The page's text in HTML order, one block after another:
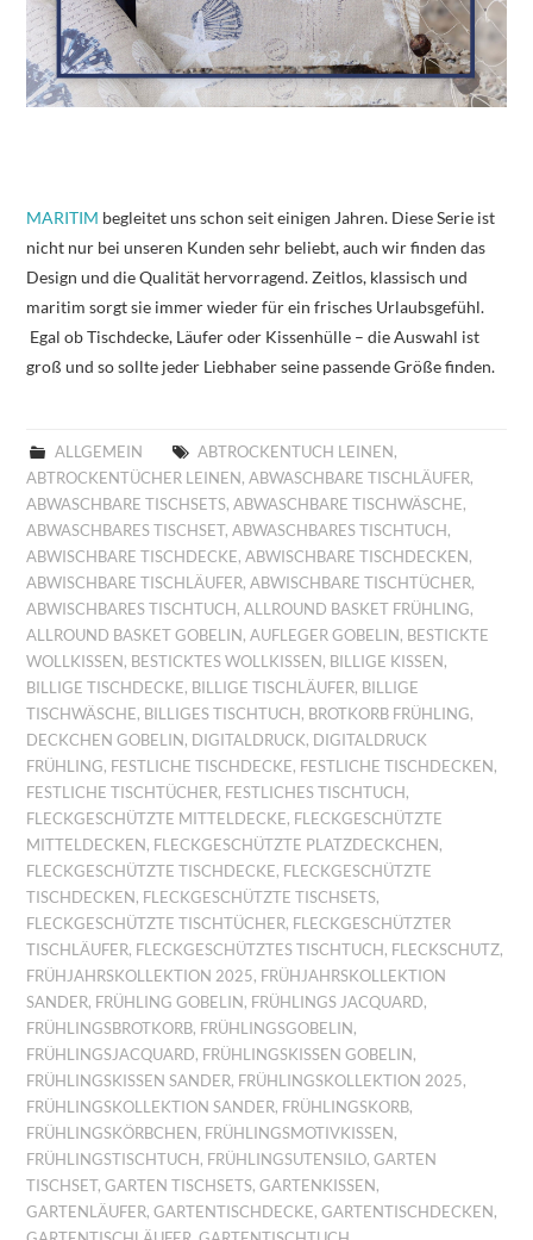
MARITIM begleitet uns schon seit einigen Jahren. Diese Serie ist
nicht nur bei unseren Kunden sehr beliebt, auch wir finden das
Design und die Qualität hervorragend. Zeitlos, klassisch und
maritim sorgt sie immer wieder für ein frisches Urlaubsgefühl.
Egal ob Tischdecke, Läufer oder Kissenhülle – die Auswahl ist
groß und so sollte jeder Liebhaber seine passende Größe finden.
ALLGEMEIN ABTROCKENTUCH LEINEN ,
ABTROCKENTÜCHER LEINEN ,ABWASCHBARE TISCHLÄUFER,
ABWASCHBARE TISCHSETS,ABWASCHBARE TISCHWÄSCHE,
ABWASCHBARES TISCHSET,ABWASCHBARES TISCHTUCH ,
ABWISCHBARE TISCHDECKE,ABWISCHBARE TISCHDECKEN ,
ABWISCHBARE TISCHLÄUFER,ABWISCHBARE TISCHTÜCHER,
ABWISCHBARES TISCHTUCH ,ALLROUND BASKET FRÜHLING,
ALLROUND BASKET GOBELIN ,AUFLEGER GOBELIN , BESTICKTE
WOLLKISSEN , BESTICKTES WOLLKISSEN , BILLIGE KISSEN ,
BILLIGE TISCHDECKE, BILLIGE TISCHLÄUFER, BILLIGE
TISCHWÄSCHE, BILLIGES TISCHTUCH , BROTKORB FRÜHLING,
DECKCHEN GOBELIN , DIGITALDRUCK, DIGITALDRUCK
FRÜHLING, FESTLICHE TISCHDECKE, FESTLICHE TISCHDECKEN ,
FESTLICHE TISCHTÜCHER, FESTLICHES TISCHTUCH ,
FLECKGESCHÜTZTE MITTELDECKE, FLECKGESCHÜTZTE
MITTELDECKEN , FLECKGESCHÜTZTE PLATZDECKCHEN ,
FLECKGESCHÜTZTE TISCHDECKE, FLECKGESCHÜTZTE
TISCHDECKEN , FLECKGESCHÜTZTE TISCHSETS,
FLECKGESCHÜTZTE TISCHTÜCHER, FLECKGESCHÜTZTER
TISCHLÄUFER, FLECKGESCHÜTZTES TISCHTUCH , FLECKSCHUTZ,
FRÜHJAHRSKOLLEKTION 2025, FRÜHJAHRSKOLLEKTION
SANDER, FRÜHLING GOBELIN , FRÜHLINGS JACQUARD,
FRÜHLINGSBROTKORB, FRÜHLINGSGOBELIN ,
FRÜHLINGSJACQUARD, FRÜHLINGSKISSEN GOBELIN ,
FRÜHLINGSKISSEN SANDER, FRÜHLINGSKOLLEKTION 2025,
FRÜHLINGSKOLLEKTION SANDER, FRÜHLINGSKORB,
FRÜHLINGSKÖRBCHEN , FRÜHLINGSMOTIVKISSEN ,
FRÜHLINGSTISCHTUCH , FRÜHLINGSUTENSILO,GARTEN
TISCHSET,GARTEN TISCHSETS,GARTENKISSEN ,
GARTENLÄUFER,GARTENTISCHDECKE,GARTENTISCHDECKEN ,